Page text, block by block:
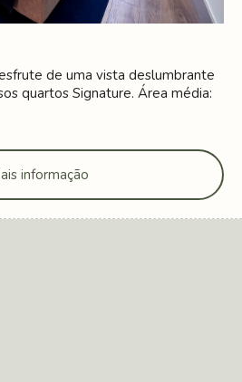
de uma vista deslumbrante
quartos Signature. Área média:
informação